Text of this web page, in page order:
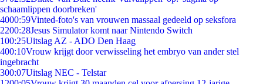
schaamlippen doorbreken'
4000:59Vinted-foto's van vrouwen massaal gedeeld op seksfora
2200:28Jesus Simulator komt naar Nintendo Switch
100:25Uitslag AZ - ADO Den Haag
400:10Vrouw krijgt door verwisseling het embryo van ander stel
ingebracht
300:07Uitslag NEC - Telstar